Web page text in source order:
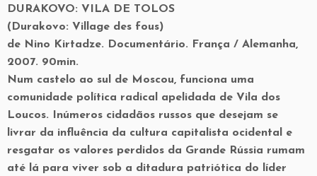
DURAKOVO: VILA DE TOLOS
(Durakovo: Village des fous)
de Nino Kirtadze. Documentário. França / Alemanha,
2007. 90min.
Num castelo ao sul de Moscou, funciona uma
comunidade política radical apelidada de Vila dos
Loucos. Inúmeros cidadãos russos que desejam se
livrar da influência da cultura capitalista ocidental e
resgatar os valores perdidos da Grande Rússia rumam
até lá para viver sob a ditadura patriótica do líder